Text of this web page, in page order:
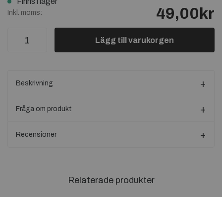
Inkl. moms: 49,00kr
Lägg till varukorgen
Beskrivning
Fråga om produkt
Recensioner
Relaterade produkter